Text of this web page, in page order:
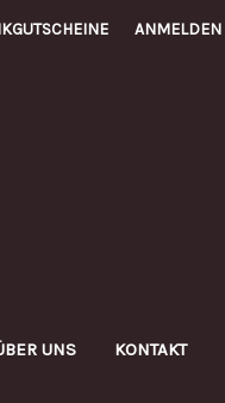
ANMELDEN
UNS KONTAKT